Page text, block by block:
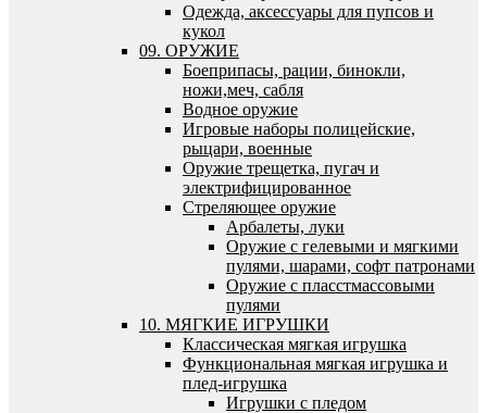
Одежда, аксессуары для пупсов и
кукол
09. ОРУЖИЕ
Боеприпасы, рации, бинокли,
ножи,меч, сабля
Водное оружие
Игровые наборы полицейские,
рыцари, военные
Оружие трещетка, пугач и
электрифицированное
Стреляющее оружие
Арбалеты, луки
Оружие с гелевыми и мягкими
пулями, шарами, софт патронами
Оружие с пласстмассовыми
пулями
10. МЯГКИЕ ИГРУШКИ
Классическая мягкая игрушка
Функциональная мягкая игрушка и
плед-игрушка
Игрушки с пледом